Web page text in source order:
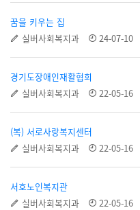
꿈을 키우는 집
실버사회복지과
24-07-10
경기도장애인재활협회
실버사회복지과
22-05-16
(복) 서로사랑복지센터
실버사회복지과
22-05-16
서호노인복지관
실버사회복지과
22-05-16